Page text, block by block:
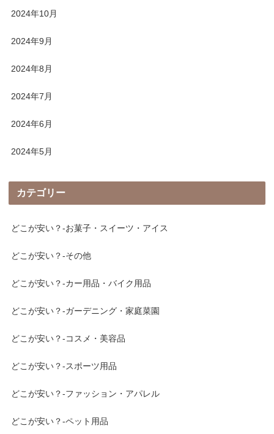
2024年10月
2024年9月
2024年8月
2024年7月
2024年6月
2024年5月
カテゴリー
どこが安い？-お菓子・スイーツ・アイス
どこが安い？-その他
どこが安い？-カー用品・バイク用品
どこが安い？-ガーデニング・家庭菜園
どこが安い？-コスメ・美容品
どこが安い？-スポーツ用品
どこが安い？-ファッション・アパレル
どこが安い？-ペット用品